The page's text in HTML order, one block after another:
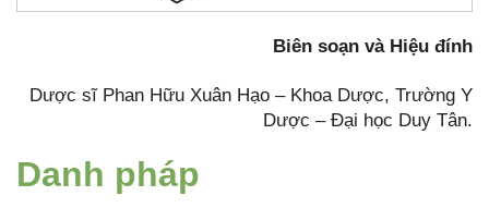
Biên soạn và Hiệu đính
Dược sĩ Phan Hữu Xuân Hạo – Khoa Dược, Trường Y
Dược – Đại học Duy Tân.
Danh pháp